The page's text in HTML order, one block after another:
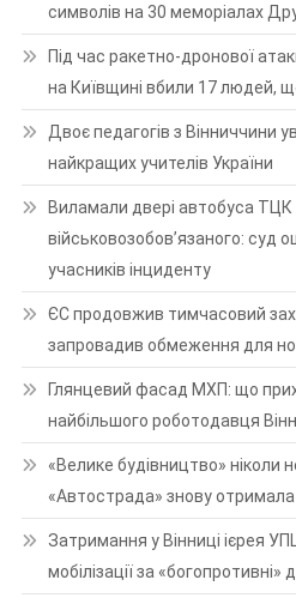
символів на 30 меморіалах
Під час ракетно-дронової
на Київщині вбили 17 людей,
Двоє педагогів з Вінниччини
найкращих учителів України
Виламали двері автобуса ТЦК
військовозобов’язаного: суд
учасників інциденту
ЄС продовжив тимчасовий
запровадив обмеження для
Глянцевий фасад МХП: що
найбільшого роботодавця
«Велике будівництво» ніколи
«Автострада» знову отримала
Затримання у Вінниці ієрея
мобілізації за «богопротивні»